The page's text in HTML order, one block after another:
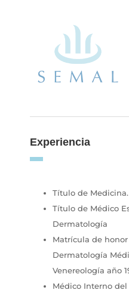
Experiencia
Título de
Título de Médico
Dermatología
Matrícula de
Dermatología
Venereología año
Médico Interno